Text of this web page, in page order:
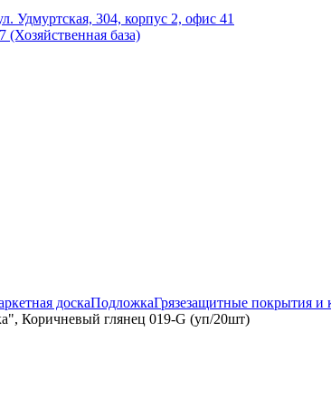
Удмуртская, 304, корпус 2, офис 41
база)
доскаПодложкаГрязезащитные покрытия и
Коричневый глянец 019-G (уп/20шт)